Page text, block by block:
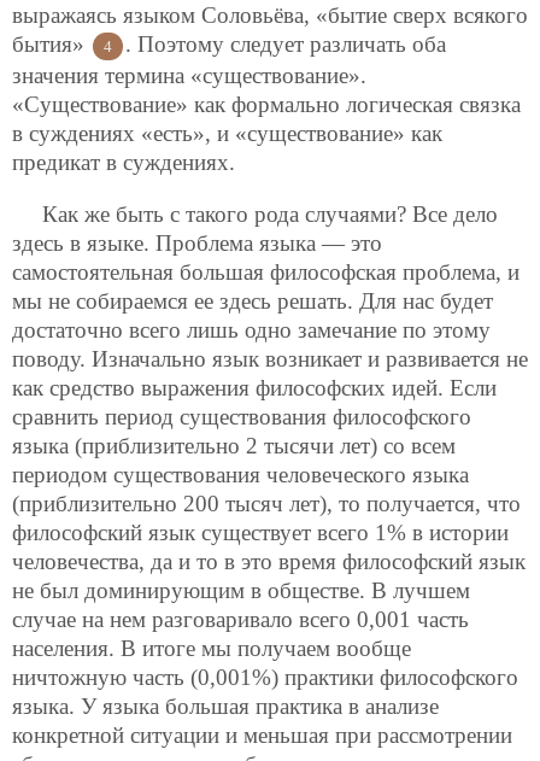
выражаясь языком Соловьёва, «бытие сверх всякого
бытия»
4
. Поэтому следует различать оба
значения термина «существование».
«Существование» как формально логическая связка
в суждениях «есть», и «существование» как
предикат в суждениях.
Как же быть с такого рода случаями? Все дело
здесь в языке. Проблема языка — это
самостоятельная большая философская проблема, и
мы не собираемся ее здесь решать. Для нас будет
достаточно всего лишь одно замечание по этому
поводу. Изначально язык возникает и развивается не
как средство выражения философских идей. Если
сравнить период существования философского
языка (приблизительно 2 тысячи лет) со всем
периодом существования человеческого языка
(приблизительно 200 тысяч лет), то получается, что
философский язык существует всего 1% в истории
человечества, да и то в это время философский язык
не был доминирующим в обществе. В лучшем
случае на нем разговаривало всего 0,001 часть
населения. В итоге мы получаем вообще
ничтожную часть (0,001%) практики философского
языка. У языка большая практика в анализе
конкретной ситуации и меньшая при рассмотрении